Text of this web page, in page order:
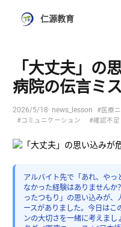
仁源教育
「大丈夫」の
病院の伝言ミス
2026/5/18· news_lesson #医療
#コミュニケーション
#確認不足
アルバイト先で「あれ、やっ
なかった経験はありません
ったつもり」の思い込みが
ースがありました。今日はこ
ンの大切さを一緒に考えまし